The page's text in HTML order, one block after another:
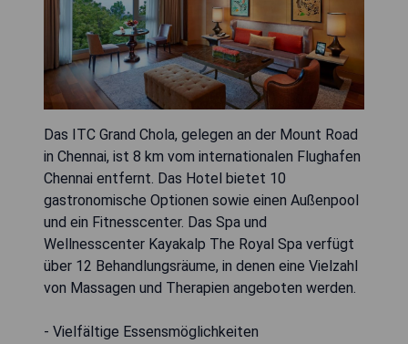
Das ITC Grand Chola, gelegen an der Mount Road
in Chennai, ist 8 km vom internationalen Flughafen
Chennai entfernt. Das Hotel bietet 10
gastronomische Optionen sowie einen Außenpool
und ein Fitnesscenter. Das Spa und
Wellnesscenter Kayakalp The Royal Spa verfügt
über 12 Behandlungsräume, in denen eine Vielzahl
von Massagen und Therapien angeboten werden.
- Vielfältige Essensmöglichkeiten